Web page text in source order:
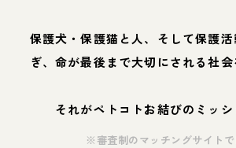
保護犬・保護猫と人、そして保護
ぎ、命が最後まで大切にされる社会
それがペトコトお結びのミッシ
※審査制のマッチングサイトで